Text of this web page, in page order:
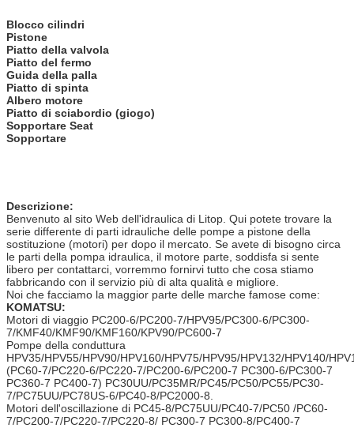
Blocco cilindri
Pistone
Piatto della valvola
Piatto del fermo
Guida della palla
Piatto di spinta
Albero motore
Piatto di sciabordio (giogo)
Sopportare Seat
Sopportare
Descrizione:
Benvenuto al sito Web dell'idraulica di Litop. Qui potete trovare la
serie differente di parti idrauliche delle pompe a pistone della
sostituzione (motori) per dopo il mercato. Se avete di bisogno circa
le parti della pompa idraulica, il motore parte, soddisfa si sente
libero per contattarci, vorremmo fornirvi tutto che cosa stiamo
fabbricando con il servizio più di alta qualità e migliore.
Noi che facciamo la maggior parte delle marche famose come:
KOMATSU:
Motori di viaggio PC200-6/PC200-7/HPV95/PC300-6/PC300-
7/KMF40/KMF90/KMF160/KPV90/PC600-7
Pompe della conduttura
HPV35/HPV55/HPV90/HPV160/HPV75/HPV95/HPV132/HPV140/
(PC60-7/PC220-6/PC220-7/PC200-6/PC200-7 PC300-6/PC300-7
PC360-7 PC400-7) PC30UU/PC35MR/PC45/PC50/PC55/PC30-
7/PC75UU/PC78US-6/PC40-8/PC2000-8.
Motori dell'oscillazione di PC45-8/PC75UU/PC40-7/PC50 /PC60-
7/PC200-7/PC220-7/PC220-8/ PC300-7 PC300-8/PC400-7